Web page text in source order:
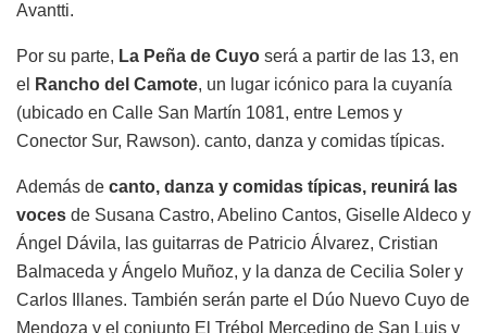
Avantti.
Por su parte, La Peña de Cuyo será a partir de las 13, en
el
Rancho del Camote, un lugar icónico para la cuyanía
(ubicado en Calle San Martín 1081, entre Lemos y
Conector Sur, Rawson). canto, danza y comidas típicas.
Además de canto, danza y comidas típicas, reunirá las
voces de Susana Castro, Abelino Cantos, Giselle Aldeco y
Ángel Dávila, las guitarras de Patricio Álvarez, Cristian
Balmaceda y Ángelo Muñoz, y la danza de Cecilia Soler y
Carlos Illanes. También serán parte el Dúo Nuevo Cuyo de
Mendoza y el conjunto El Trébol Mercedino de San Luis y